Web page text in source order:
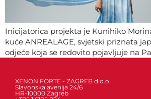
Inicijatorica projekta je Kunihiko
kuće ANREALAGE, svjetski priznata
odjeće koja se redovito pojavljuje na
XENON FORTE - ZAGREB d.o.o.
Slavonska avenija 24/6
HR-10000 Zagreb